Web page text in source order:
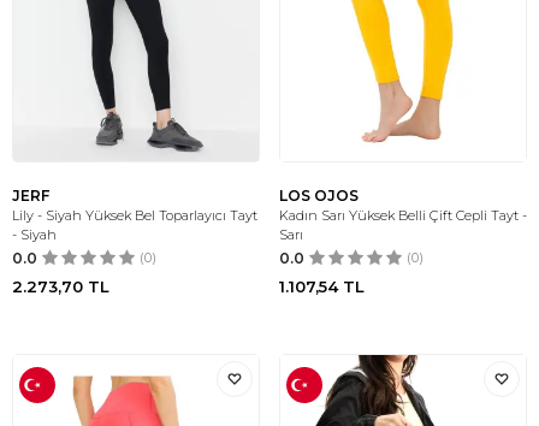
JERF
Lily - Siyah Yüksek Bel Toparlayıcı Tayt
- Siyah
0.0 (0)
2.273,70 TL
LOS OJOS
Kadın Sarı Yüksek Belli Çift Cepli Tayt -
Sarı
0.0 (0)
1.107,54TL